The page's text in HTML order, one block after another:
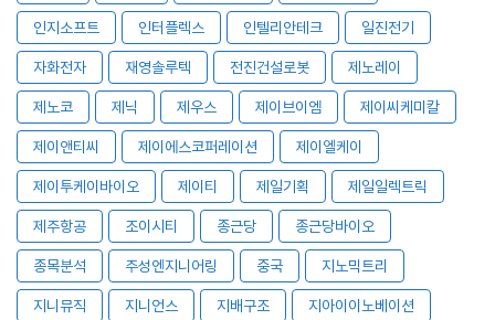
인지소프트 인터플렉스 인텔리안테크 일진전기
자화전자 재영솔루텍 전진건설로봇 제노레이
제노코 제닉 제우스 제이브이엠 제이씨케미칼
제이앤티씨 제이에스코퍼레이션 제이엘케이
제이투케이바이오 제이티 제일기획 제일일렉트릭
제주항공 조이시티 종근당 종근당바이오
종목분석 주성엔지니어링 중국 지노믹트리
지니뮤직 지니언스 지배구조 지아이이노베이션